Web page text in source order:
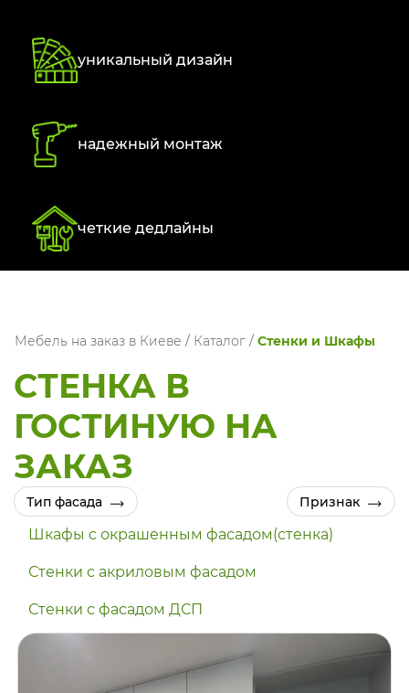
уникальный дизайн
надежный монтаж
четкие дедлайны
Мебель на заказ в Киеве / Каталог / Стенки и Шкафы
СТЕНКА В
ГОСТИНУЮ НА
ЗАКАЗ
Тип фасада Признак
Шкафы с окрашенным фасадом(стенка)
Стенки с акриловым фасадом
Стенки с фасадом ДСП